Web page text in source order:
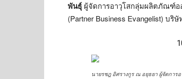
พันธุ์ ผู้จัดการอาวุโสกลุ่มผลิตภัณฑ์
(Partner Business Evangelist) บ
นายรชฎ อิศรางกูร ณ อยุธยา ผู้จัดการ